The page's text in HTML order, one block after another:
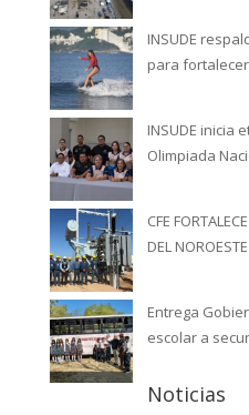
INSUDE
para
INSUDE inicia
Olimpiada
CFE
DEL
Entrega
escolar a
Noticias